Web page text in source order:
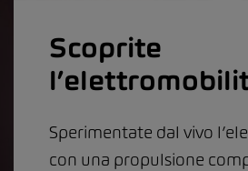
Scoprite
Sperimentate dal vivo
con una propulsione